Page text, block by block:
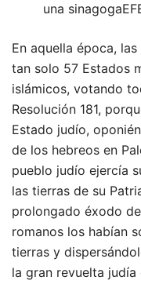
una
En aquella época, las
tan solo 57 Estados
islámicos, votando
Resolución 181,
Estado judío,
de los hebreos en
pueblo judío ejercía
las tierras de su
prolongado éxodo
romanos los habían
tierras y
la gran revuelta